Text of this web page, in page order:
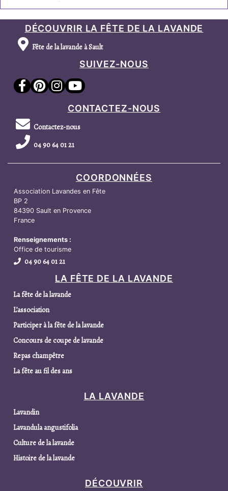
DÉCOUVRIR LA FÊTE DE LA LAVANDE
Fête de la lavande à Sault
SUIVEZ-NOUS
CONTACTEZ-NOUS
Contactez-nous
04 90 64 01 21
COORDONNÉES
Association Lavandes en Fête
BP 2
84390 Sault en Provence
France
Renseignements :
Office de tourisme
04 90 64 01 21
LA FÊTE DE LA LAVANDE
La fête de la lavande
L’association
Participer à la fête de la lavande
Concours de coupe de lavande
Repas champêtre
La fête au fil des ans
LA LAVANDE
Lavandin
Lavandula angustifolia
Culture de la lavande
Histoire de la lavande
DÉCOUVRIR